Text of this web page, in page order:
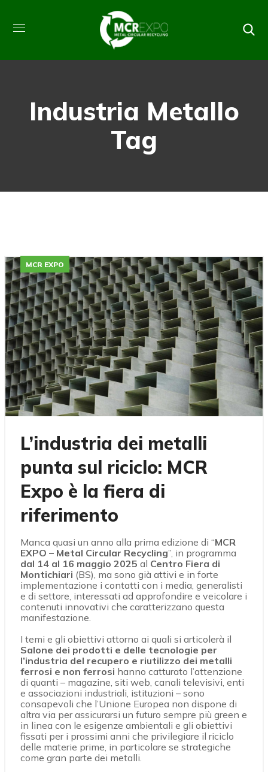
Industria Metallo
Tag
MCR EXPO
L’industria dei metalli
punta sul riciclo: MCR
Expo è la fiera di
riferimento
Manca quasi un anno alla prima edizione di “MCR
EXPO – Metal Circular Recycling”, in programma
dal 14 al 16 maggio 2025 al Centro Fiera di
Montichiari (BS), ma sono già attivi e in forte
implementazione i contatti con i media, generalisti
e di settore, interessati ad approfondire e veicolare i
contenuti innovativi che caratterizzano questa
manifestazione.
I temi e gli obiettivi attorno ai quali si articolerà il
Salone dei prodotti e delle tecnologie per
l’industria del recupero e riutilizzo dei metalli
ferrosi e non ferrosi hanno catturato l’attenzione
di quanti – magazine, siti web, canali televisivi, enti
e associazioni industriali, istituzioni – sono
consapevoli che l’Unione Europea non dispone di
altra via per assicurarsi un futuro sempre più green e
in linea con le esigenze ambientali e gli obiettivi
fissati per i prossimi anni che privilegiare il riciclo
delle materie prime, in particolare se strategiche
come gran parte dei metalli.